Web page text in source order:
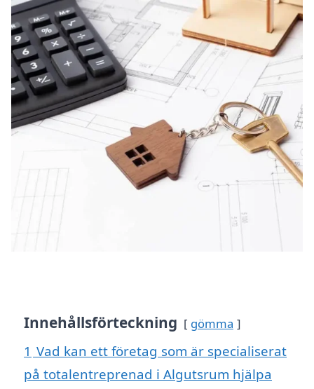
Innehållsförteckning gömma
1 Vad kan ett företag som är specialiserat
på totalentreprenad i Algutsrum hjälpa